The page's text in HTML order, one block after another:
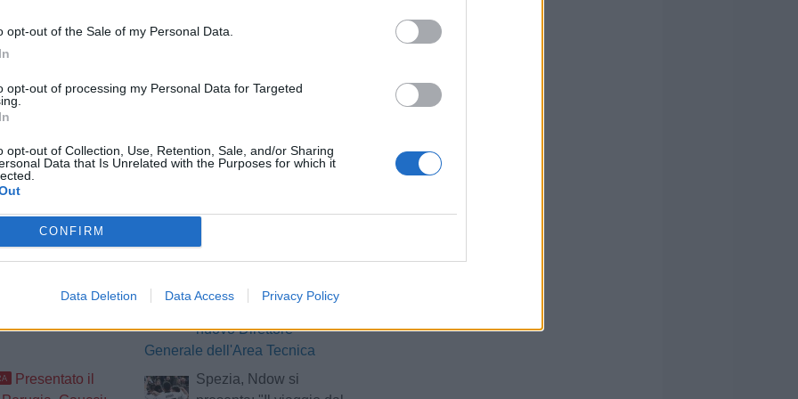
opt-out of the Sale of my Personal Data.
opt-out of processing my Personal Data for Targeted
opt-out of Collection, Use, Retention, Sale, and/or Sharing
Data that Is Unrelated with the Purposes for which it
CONFIRM
Data Deletion Data Access Privacy Policy
- Girone B
Diana si
occhi".
conoscitore di
al Filadelfia
speciale, noi
Ostiamare, prova di
contro la Lazio:
test amichevole
Francesco Marroccu
nuovo Direttore
Generale dell'Area Tecnica
Presentato il
Spezia, Ndow si